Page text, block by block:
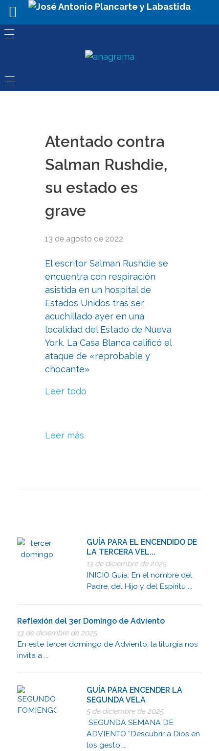
Atentado contra
Salman Rushdie,
su estado es
grave
13 de agosto de 2022
El escritor Salman Rushdie se
encuentra con respiración
asistida en un hospital de
Estados Unidos tras ser
acuchillado ayer en una
localidad del Estado de Nueva
York. La Casa Blanca calificó el
ataque de «reprobable y
chocante»
Leer todo
Leer más
GUÍA PARA EL ENCENDIDO DE
LA TERCERA VEL...
13 de diciembre de 2025
INICIO Guía: En el nombre del
Padre, del Hijo y del Espíritu ...
Reflexión del 3er Domingo de Adviento
13 de diciembre de 2025
En este tercer domingo de Adviento, la liturgia nos
invita a ...
GUÍA PARA ENCENDER LA
SEGUNDA VELA
5 de diciembre de 2025
SEGUNDA SEMANA DE
ADVIENTO “Descubrir a Dios en
los gesto ...